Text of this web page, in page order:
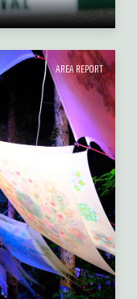
AREA REPORT